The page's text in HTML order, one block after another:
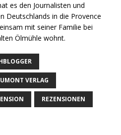
es den Journalisten und
Deutschlands in die Provence
mit seiner Familie bei
Ölmühle wohnt.
VERLAG
REZENSIONEN